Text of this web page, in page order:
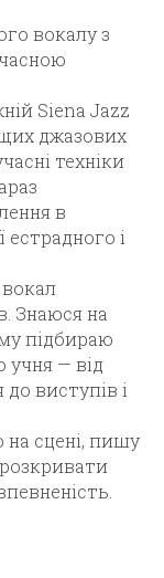
вокалу з
Siena Jazz
джазових
техніки
в
естрадного і
Знаюся на
підбираю
учня — від
виступів і
сцені, пишу